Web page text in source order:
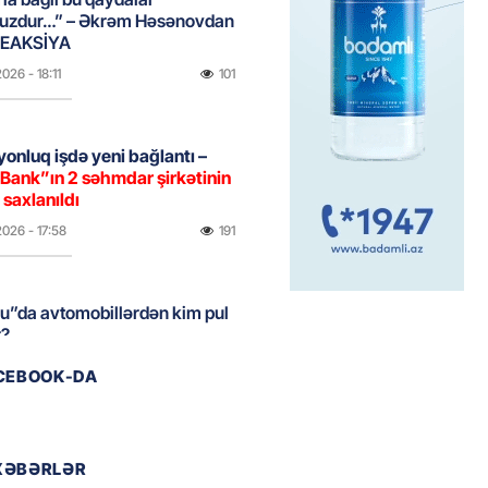
– Əkrəm Həsənovdan
- 18:11 101
işdə yeni bağlantı –
2 səhmdar şirkətinin
- 17:58 191
avtomobillərdən kim pul
REPORTAJ
DA